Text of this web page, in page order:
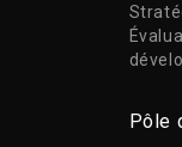
Pôle